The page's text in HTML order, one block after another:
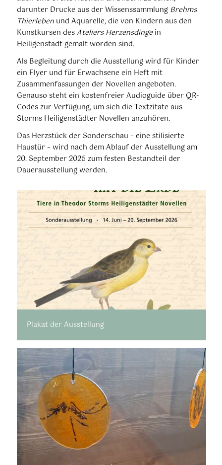
darunter Drucke aus der Wissenssammlung Brehms
Thierlebenund Aquarelle, die von Kindern aus den
Kunstkursen desAteliers Herzensdingein
Heiligenstadt gemalt worden sind.
Als Begleitung durch die Ausstellung wird für Kinder
ein Flyer und für Erwachsene ein Heft mit
Zusammenfassungen der Novellen angeboten.
Genauso steht ein kostenfreier Audioguide über QR-
Codes zur Verfügung, um sich die Textzitate aus
Storms Heiligenstädter Novellen anzuhören.
Das Herzstück der Sonderschau – eine stilisierte
Haustür – wird nach dem Ablauf der Ausstellung am
20. September 2026 zum festen Bestandteil der
Dauerausstellung werden.
Plakat der Ausstellung